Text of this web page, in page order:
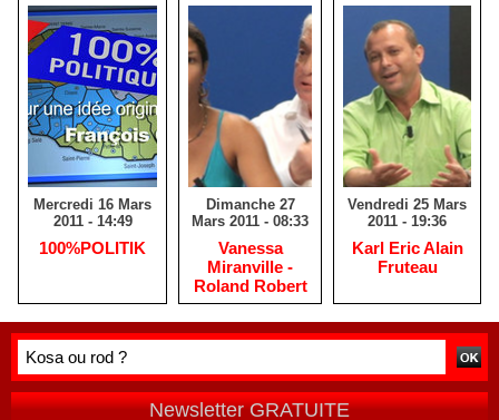
Mercredi 16 Mars
2011 - 14:49
100%POLITIK
Dimanche 27
Mars 2011 - 08:33
Vanessa
Miranville -
Roland Robert
Vendredi 25 Mars
2011 - 19:36
Karl Eric Alain
Fruteau
Newsletter GRATUITE